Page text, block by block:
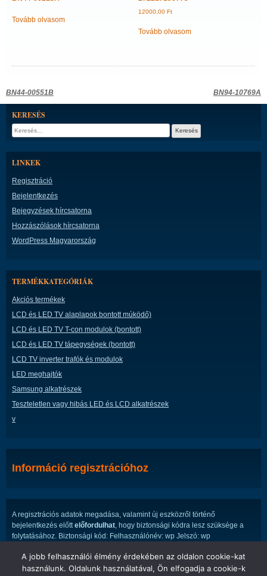
Tovább olvasom
12000,00Ft
Tovább olvasom
Bejegyzés
navigáció
BN44-00551B BN94-10769A
KERESÉS
Keresés:
LINKEK
Regisztráció
Bejelentkezés
Bejegyzések hírcsatorna
Hozzászólások hírcsatorna
WordPress Magyarország
TERMÉKKATEGÓRIÁK
Akciós termékek
LCD és LED TV alaplapok bontott múködő)
LCD és LED TV T-con modulok (bontott)
LCD és LED TV tápegységek (bontott)
LCD TV inverter trafók és modulok
LED meghajtók
Samsung alkatrészek
Teszteletlen vagy hibás LED és LCD alkatrészek
v
Információ regisztrációhoz
A regisztrációs adatok megadása, valamint új eszközről történő
bejelentkezés előttelőfordulhat, hogy biztonsági kódra lesz szüksége a
folytatásához. Biztonsági kód: Felhasználónév: wp Jelszó: wp
A jobb felhasználói élmény érdekében az oldalon cookie-kat
használunk. Oldalunk használatával, Ön elfogadja a cookie-k